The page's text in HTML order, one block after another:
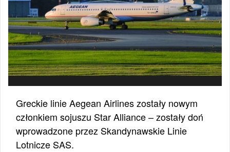
Greckie linie Aegean Airlines zostały nowym
członkiem sojuszu Star Alliance – zostały doń
wprowadzone przez Skandynawskie Linie
Lotnicze SAS.